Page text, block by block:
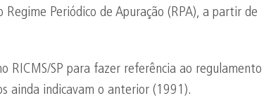
Periódico de Apuração (RPA), a partir de
RICMS/SP para fazer referência ao regulamento
ainda indicavam o anterior (1991).